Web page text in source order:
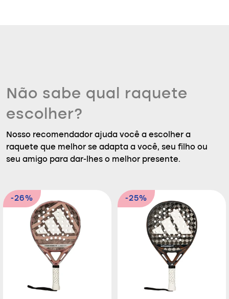
Não sabe qual raquete
escolher?
Nosso recomendador ajuda você a escolher a
raquete que melhor se adapta a você, seu filho ou
seu amigo para dar-lhes o melhor presente.
-26% -25%